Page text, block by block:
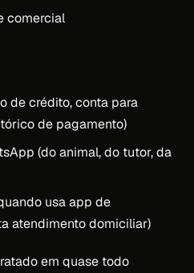
comercial
de crédito, conta para
de pagamento)
(do animal, do tutor, da
usa app de
atendimento domiciliar)
em quase todo